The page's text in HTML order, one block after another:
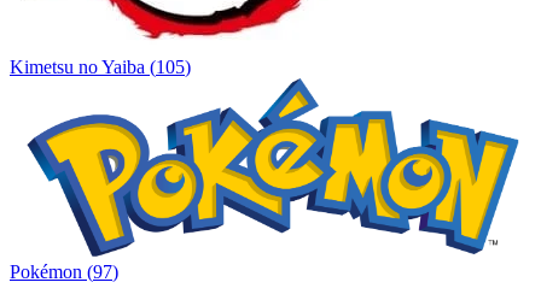
Kimetsu no Yaiba (105)
Pokémon (97)